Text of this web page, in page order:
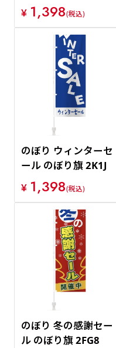
¥ 1,398(税込)
のぼり ウィンターセ
ール のぼり旗 2K1J
¥ 1,398(税込)
のぼり 冬の感謝セー
ル のぼり旗 2FG8